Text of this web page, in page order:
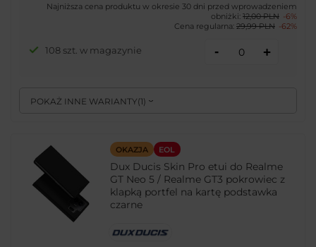
POKAŻ INNE WARIANTY( 1)
Najniższa cena produktu w okresie 30 dni przed wprowadzeniem
obniżki: 12,00 PLN -6%
Cena regularna: 29,99 PLN -62%
108 szt. w magazynie - +
OKAZJA EOL
Dux Ducis Skin Pro etui do Realme
GT Neo 5 / Realme GT3 pokrowiec z
klapką portfel na kartę podstawka
czarne